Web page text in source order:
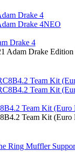
ΝΕΟ
Drake 4
Adam Drake Edition
Team Kit (Euro
Team Kit